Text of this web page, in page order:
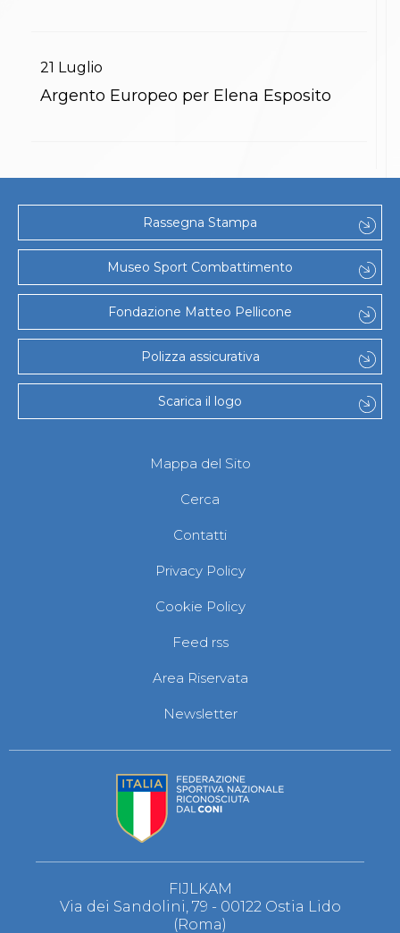
21 Luglio
Argento Europeo per Elena Esposito
Rassegna Stampa
Museo Sport Combattimento
Fondazione Matteo Pellicone
Polizza assicurativa
Scarica il logo
Mappa del Sito
Cerca
Contatti
Privacy Policy
Cookie Policy
Feed rss
Area Riservata
Newsletter
FIJLKAM
Via dei Sandolini, 79 - 00122 Ostia Lido
(Roma)